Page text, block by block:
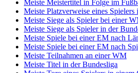
Meiste Meistertitel in Folge im
Meiste Platzverweise eines Spielers
Meiste Siege als Spieler bei einer
Meiste Siege als Spieler in der
Meiste Spiele bei einer EM nach
Meiste Spiele bei einer EM nach
Meiste Teilnahmen an einer WM
Meiste Titel in der Bundesliga